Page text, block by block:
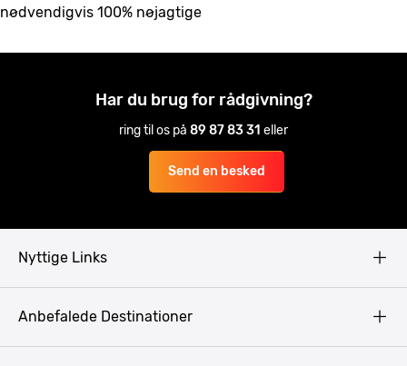
nødvendigvis 100% nøjagtige
Har du brug for rådgivning?
ring til os på 89 87 83 31 eller
Send en besked
Nyttige Links
Anbefalede Destinationer